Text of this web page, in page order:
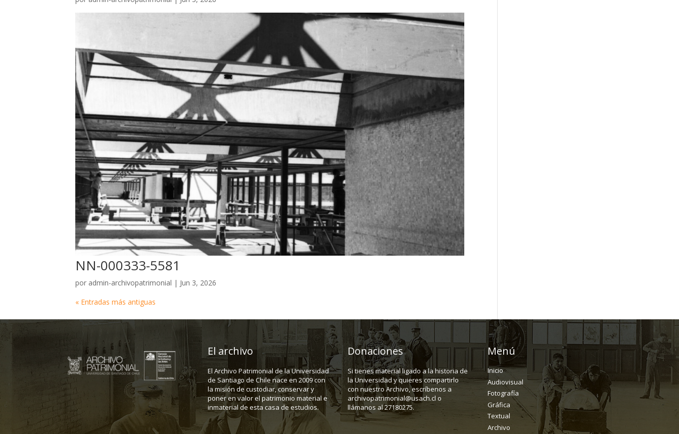
NN-000333-5581
por admin-archivopatrimonial | Jun 3, 2026
« Entradas más antiguas
El archivo
El Archivo Patrimonial de la Universidad
de Santiago de Chile nace en 2009 con
la misión de custodiar, conservar y
poner en valor el patrimonio material e
inmaterial de esta casa de estudios.
Donaciones
Si tienes material ligado a la historia de
la Universidad y quieres compartirlo
con nuestro Archivo, escríbenos a
archivopatrimonial@usach.cl o
llámanos al 27180275.
Menú
Inicio
Audiovisual
Fotografía
Gráfica
Textual
Archivo